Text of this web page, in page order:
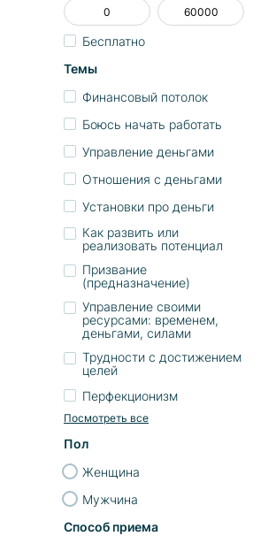
Бесплатно
Темы
Финансовый потолок
Боюсь начать работать
Управление деньгами
Отношения с деньгами
Установки про деньги
Как развить или
реализовать потенциал
Призвание
(предназначение)
Управление своими
ресурсами: временем,
деньгами, силами
Трудности с достижением
целей
Перфекционизм
Посмотреть все
Пол
Женщина
Мужчина
Способ приема